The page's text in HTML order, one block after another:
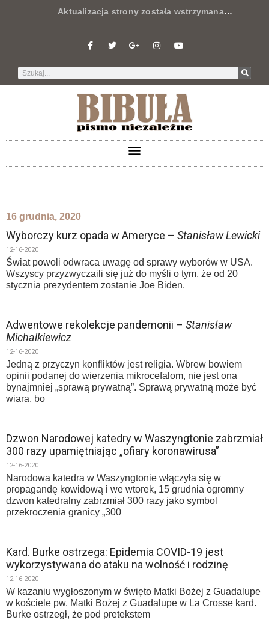
Aktualizacja strony została wstrzymana…
16 grudnia, 2020
Wyborczy kurz opada w Ameryce – Stanisław Lewicki
12-16-2020
Świat powoli odwraca uwagę od sprawy wyborów w USA.
Wszyscy przyzwyczaili się już do myśli o tym, że od 20
stycznia prezydentem zostanie Joe Biden.
Adwentowe rekolekcje pandemonii – Stanisław
Michalkiewicz
12-16-2020
Jedną z przyczyn konfliktów jest religia. Wbrew bowiem
opinii podanej do wierzenia mikrocefalom, nie jest ona
bynajmniej „sprawą prywatną”. Sprawą prywatną może być
wiara, bo
Dzwon Narodowej katedry w Waszyngtonie zabrzmiał
300 razy upamiętniając „ofiary koronawirusa”
12-16-2020
Narodowa katedra w Waszyngtonie włączyła się w
propagandę kowidową i we wtorek, 15 grudnia ogromny
dzwon katedralny zabrzmiał 300 razy jako symbol
przekroczenia granicy „300
Kard. Burke ostrzega: Epidemia COVID-19 jest
wykorzystywana do ataku na wolność i rodzinę
12-16-2020
W kazaniu wygłoszonym w święto Matki Bożej z Guadalupe
w kościele pw. Matki Bożej z Guadalupe w La Crosse kard.
Burke ostrzegł, że pod pretekstem